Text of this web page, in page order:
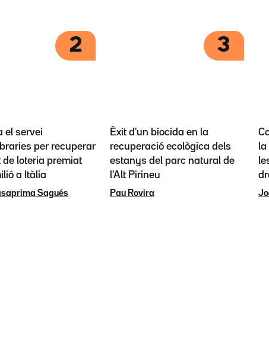
2
el servei
per recuperar
de loteria premiat
a Itàlia
Sagués
3
Èxit d'un biocida en la
recuperació ecològica dels
estanys del parc natural de
l'Alt Pirineu
Pau Rovira
la